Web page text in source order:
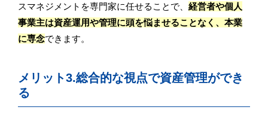
スマネジメントを専門家に任せることで、 経営者や個人
事業主は資産運用や管理に頭を悩ませることなく、本業
に専念できます。
メリット3.総合的な視点で資産管理ができ
る